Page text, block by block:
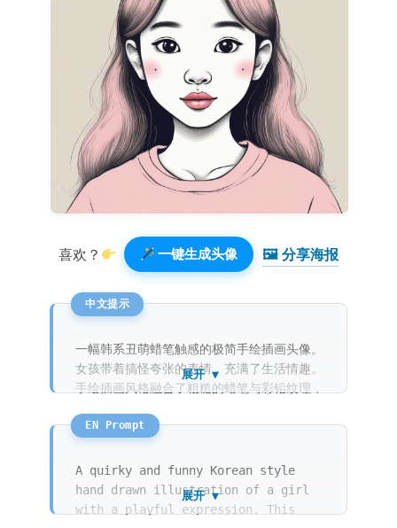
喜欢？ 一键生成头像 🖼 分享海报️
一幅韩系丑萌蜡笔触感的极简手绘插画头像。
女孩带着搞怪夸张的表情，充满了生活情趣。
手绘插画风格融合了粗糙的蜡笔与彩铅纹理，
的糖果色，单一主体在幽默的绘本风格中脱颖
而出。
展开 ▼
A quirky and funny Korean style
hand drawn illustration of a girl
with a playful expression. This
展开 ▼